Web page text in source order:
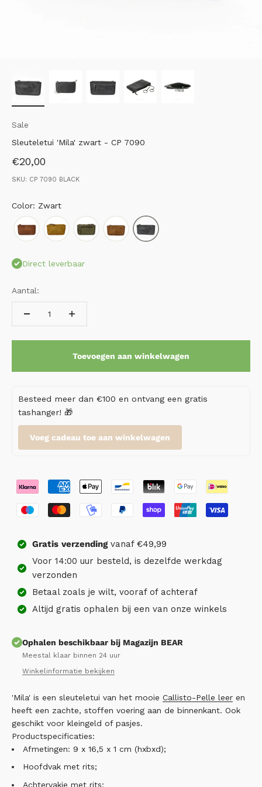
Sale
Sleuteletui 'Mila' zwart - CP 7090
Aanbiedingsprijs
€20,00
SKU: CP 7090 BLACK
Color: Zwart
Direct leverbaar
Aantal:
Toevoegen aan winkelwagen
Besteed meer dan €100 en ontvang een gratis
tashanger! 🎁
Voeg cadeau toe aan winkelwagen
Gratis verzendingvanaf €49,99
Voor 14:00 uur besteld, is dezelfde werkdag
verzonden
Betaal zoals je wilt, vooraf of achteraf
Altijd gratis ophalen bij een van onze winkels
Ophalen beschikbaar bij Magazijn BEAR
Meestal klaar binnen 24 uur
Winkelinformatie bekijken
'Mila' is een sleuteletui van het mooie Callisto-Pelle leer en
heeft een zachte, stoffen voering aan de binnenkant. Ook
geschikt voor kleingeld of pasjes.
Productspecificaties:
Afmetingen: 9 x 16,5 x 1 cm (hxbxd);
Hoofdvak met rits;
Achtervakje met rits;